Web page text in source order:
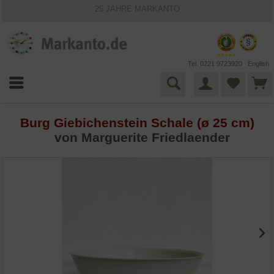
25 JAHRE MARKANTO
VIELFÄLTIGE ZAHLUNGSMÖGLICHKEITEN
BESTPRICE-GARANTIE
Tel. 0221 9723920 English
Burg Giebichenstein Schale (ø 25 cm)
von Marguerite Friedlaender